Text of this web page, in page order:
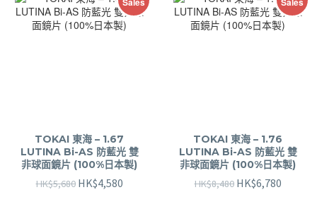
TOKAI 東海 – 1.67
LUTINA Bi-AS 防藍光 雙
非球面鏡片 (100%日本製)
HK$5,680 HK$4,580
TOKAI 東海 – 1.76
LUTINA Bi-AS 防藍光 雙
非球面鏡片 (100%日本製)
HK$8,480 HK$6,780